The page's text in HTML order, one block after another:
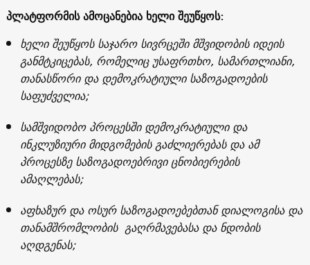
პლატფორმის ამოცანებია ხელი შეუწყოს:
ხელი შეუწყოს საჯარო სივრცეში მშვიდობის იდეის
განმტკიცებას, რომელიც უსაფრთხო, სამართლიანი,
თანასწორი და დემოკრატიული საზოგადოების
საფუძველია;
სამშვიდობო პროცესში დემოკრატიული და
ინკლუზიური მიდგომების გაძლიერებას და ამ
პროცესზე საზოგადოებრივი ცნობიერების
ამაღლებას;
აფხაზურ და ოსურ საზოგადოებებთან დიალოგისა და
თანამშრომლობის გაღრმავებასა და ნდობის
აღდგენას;